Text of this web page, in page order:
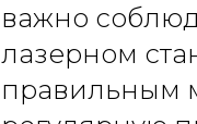
важно
лазерном
правильным